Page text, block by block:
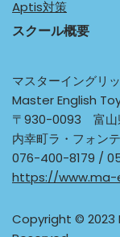
Aptis対策
スクール概要
マスターイングリ
Master English
〒930-0093 富山
内幸町ラ・フォン
076-400-8179 /
https://www.ma-
Copyright © 2023